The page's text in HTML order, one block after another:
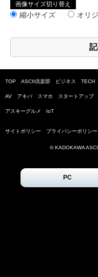
画像サイズ切り替え
縮小サイズ オリ
TOP ASCII倶楽部 ビジネス TECH
AV アキバ スマホ スタートアップ
アスキーグルメ IoT
サイトポリシー プライバシーポリシー
© KADOKAWA
PC